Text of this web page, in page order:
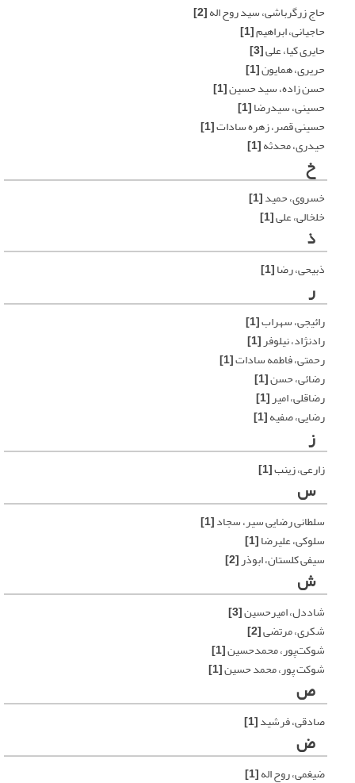
حاج زرگرباشی، سید روح اله[2]
حاجیانی، ابراهیم[1]
حایری کیا، علی[3]
حریری، همایون[1]
حسن زاده، سید حسین[1]
حسینی، سیدرضا[1]
حسینی قصر، زهره سادات[1]
حیدری، محدثه[1]
خ
خسروی، حمید[1]
خلخالی، علی[1]
ذ
ذبیحی، رضا[1]
ر
رائیجی، سهراب[1]
رادنژاد، نیلوفر[1]
رحمتی، فاطمه سادات[1]
رضائی، حسن[1]
رضاقلی، امیر[1]
رضایی، صفیه[1]
ز
زارعی، زینب[1]
س
سلطانی رضایی سیر، سجاد[1]
سلوکی، علیرضا[1]
سیفی کلستان، ابوذر[2]
ش
شاددل، امیرحسین[3]
شکری، مرتضی[2]
شوکت‌پور، محمدحسین[1]
شوکت پور، محمد حسین[1]
ص
صادقی، فرشید[1]
ض
ضیغمی، روح اله[1]